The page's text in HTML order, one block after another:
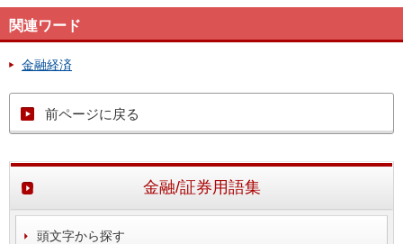
関連ワード
金融経済
前ページに戻る
金融/証券用語集
頭文字から探す